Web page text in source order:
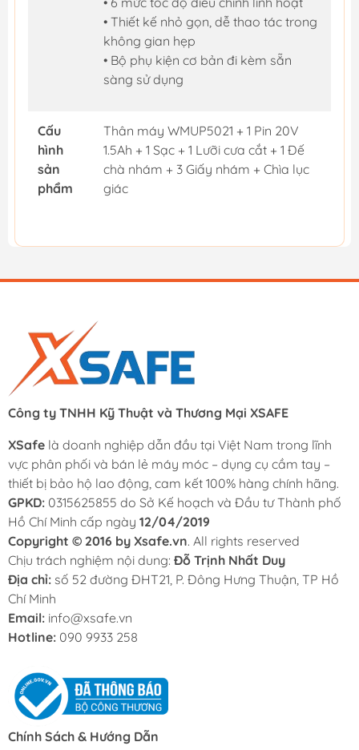
• Thiết kế nhỏ gọn, dễ thao tác trong
không gian hẹp
• Bộ phụ kiện cơ bản đi kèm sẵn
sàng sử dụng
Cấu
hình
sản
phẩm
Thân máy WMUP5021 + 1 Pin 20V
1.5Ah + 1 Sạc + 1 Lưỡi cưa cắt + 1 Đế
chà nhám + 3 Giấy nhám + Chìa lục
giác
Công ty TNHH Kỹ Thuật và Thương Mại XSAFE
XSafe là doanh nghiệp dẫn đầu tại Việt Nam trong lĩnh
vực phân phối và bán lẻ máy móc – dụng cụ cầm tay –
thiết bị bảo hộ lao động, cam kết 100% hàng chính hãng.
GPKD: 0315625855 do Sở Kế hoạch và Đầu tư Thành phố
Hồ Chí Minh cấp ngày 12/04/2019
Copyright © 2016 by Xsafe.vn. All rights reserved
Chịu trách nghiệm nội dung: Đỗ Trịnh Nhất Duy
Địa chỉ: số 52 đường ĐHT21, P. Đông Hưng Thuận, TP Hồ
Chí Minh
Email: info@xsafe.vn
Hotline: 090 9933 258
Chính Sách & Hướng Dẫn